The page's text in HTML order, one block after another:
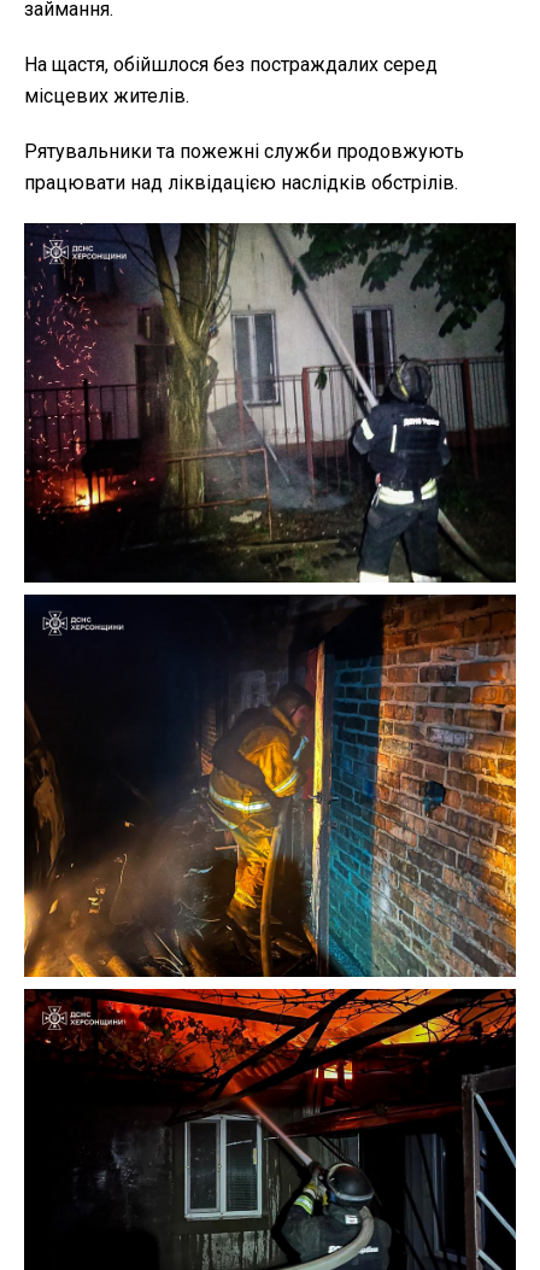
займання.
На щастя, обійшлося без постраждалих серед
місцевих жителів.
Рятувальники та пожежні служби продовжують
працювати над ліквідацією наслідків обстрілів.